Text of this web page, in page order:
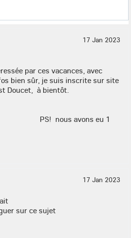
17 Jan 2023
par ces vacances, avec
bien sûr, je suis inscrite sur site
Doucet, à bientôt.
nous avons eu 1
17 Jan 2023
sur ce sujet